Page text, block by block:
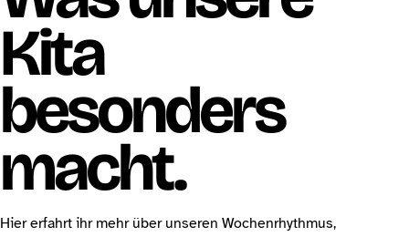
Kita
besonders
macht.
Hier erfahrt ihr mehr über unseren Wochenrhythmus,